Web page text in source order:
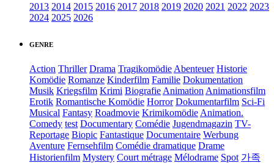
2013 2014 2015 2016 2017 2018 2019 2020 2021 2022 2023
2024 2025 2026
GENRE
Action Thriller Drama Tragikomödie Abenteuer Historie
Komödie Romanze Kinderfilm Familie Dokumentation
Musik Kriegsfilm Krimi Biografie Animation Animationsfilm
Erotik Romantische Komödie Horror Dokumentarfilm Sci-Fi
Musical Fantasy Roadmovie Krimikomödie Animation.
Comedy test Documentary Comédie Jugendmagazin TV-
Reportage Biopic Fantastique Documentaire Werbung
Aventure Fernsehfilm Comédie dramatique Drame
Historienfilm Mystery Court métrage Mélodrame Spot 가족